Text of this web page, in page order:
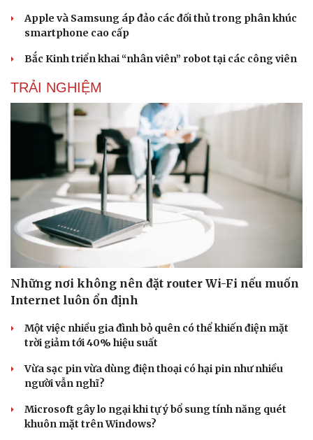
Phòng mạch online
Ăn sạch sống khỏe
Apple và Samsung áp đảo các đối thủ trong phân khúc
smartphone cao cấp
Bắc Kinh triển khai “nhân viên” robot tại các công viên
TRẢI NGHIỆM
Những nơi không nên đặt router Wi-Fi nếu muốn
Internet luôn ổn định
Một việc nhiều gia đình bỏ quên có thể khiến điện mặt
trời giảm tới 40% hiệu suất
Vừa sạc pin vừa dùng điện thoại có hại pin như nhiều
người vẫn nghĩ?
Microsoft gây lo ngại khi tự ý bổ sung tính năng quét
khuôn mặt trên Windows?